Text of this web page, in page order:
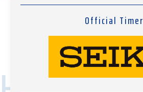
Official Timer